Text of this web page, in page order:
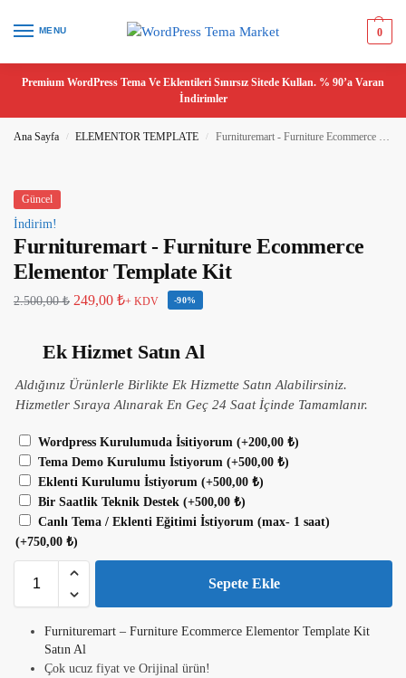
MENU 0
Premium WordPress Tema Ve Eklentileri Sınırsız Sitede Kullan. % 90’a Varan
İndirimler
Ana Sayfa / ELEMENTOR TEMPLATE / Furnituremart - Furniture Ecommerce Elementor Template Kit
Güncel
İndirim!
Furnituremart - Furniture Ecommerce
Elementor Template Kit
2.500,00₺ 249,00 ₺+ KDV -90%
Ek Hizmet Satın Al
Aldığınız Ürünlerle Birlikte Ek Hizmette Satın Alabilirsiniz.
Hizmetler Sıraya Alınarak En Geç 24 Saat İçinde Tamamlanır.
Wordpress Kurulumuda İsitiyorum (+200,00 ₺)
Tema Demo Kurulumu İstiyorum (+500,00 ₺)
Eklenti Kurulumu İstiyorum (+500,00 ₺)
Bir Saatlik Teknik Destek (+500,00 ₺)
Canlı Tema / Eklenti Eğitimi İstiyorum (max- 1 saat)
(+750,00 ₺)
Sepete Ekle
Furnituremart – Furniture Ecommerce Elementor Template Kit
Satın Al
Çok ucuz fiyat ve Orijinal ürün!